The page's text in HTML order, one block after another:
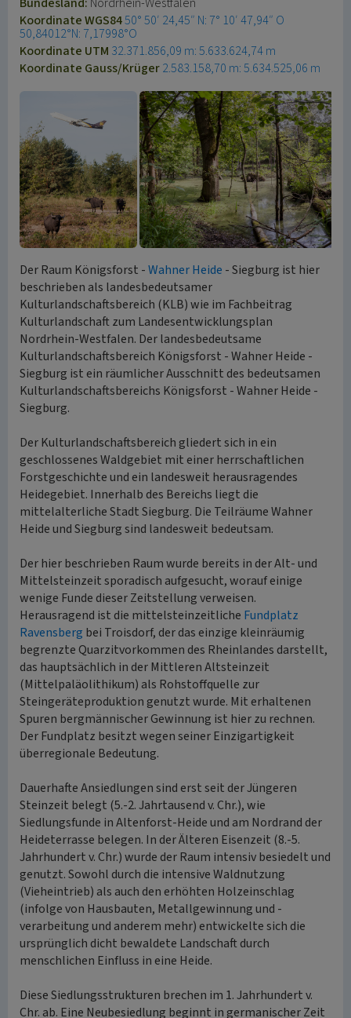
Koordinate WGS8450° 50′ 24,45″ N: 7° 10′ 47,94″ O
50,84012°N: 7,17998°O
Koordinate UTM 32.371.856,09 m: 5.633.624,74 m
Koordinate Gauss/Krüger2.583.158,70 m: 5.634.525,06 m
Der Raum Königsforst -Wahner Heide - Siegburg ist hier
beschrieben als landesbedeutsamer
Kulturlandschaftsbereich (KLB) wie im Fachbeitrag
Kulturlandschaft zum Landesentwicklungsplan
Nordrhein-Westfalen. Der landesbedeutsame
Kulturlandschaftsbereich Königsforst - Wahner Heide -
Siegburg ist ein räumlicher Ausschnitt des bedeutsamen
Kulturlandschaftsbereichs Königsforst - Wahner Heide -
Siegburg.
Der Kulturlandschaftsbereich gliedert sich in ein
geschlossenes Waldgebiet mit einer herrschaftlichen
Forstgeschichte und ein landesweit herausragendes
Heidegebiet. Innerhalb des Bereichs liegt die
mittelalterliche Stadt Siegburg. Die Teilräume Wahner
Heide und Siegburg sind landesweit bedeutsam.
Der hier beschrieben Raum wurde bereits in der Alt- und
Mittelsteinzeit sporadisch aufgesucht, worauf einige
wenige Funde dieser Zeitstellung verweisen.
Herausragend ist die mittelsteinzeitliche Fundplatz
Ravensberg bei Troisdorf, der das einzige kleinräumig
begrenzte Quarzitvorkommen des Rheinlandes darstellt,
das hauptsächlich in der Mittleren Altsteinzeit
(Mittelpaläolithikum) als Rohstoffquelle zur
Steingeräteproduktion genutzt wurde. Mit erhaltenen
Spuren bergmännischer Gewinnung ist hier zu rechnen.
Der Fundplatz besitzt wegen seiner Einzigartigkeit
überregionale Bedeutung.
Dauerhafte Ansiedlungen sind erst seit der Jüngeren
Steinzeit belegt (5.-2. Jahrtausend v. Chr.), wie
Siedlungsfunde in Altenforst-Heide und am Nordrand der
Heideterrasse belegen. In der Älteren Eisenzeit (8.-5.
Jahrhundert v. Chr.) wurde der Raum intensiv besiedelt und
genutzt. Sowohl durch die intensive Waldnutzung
(Vieheintrieb) als auch den erhöhten Holzeinschlag
(infolge von Hausbauten, Metallgewinnung und -
verarbeitung und anderem mehr) entwickelte sich die
ursprünglich dicht bewaldete Landschaft durch
menschlichen Einfluss in eine Heide.
Diese Siedlungsstrukturen brechen im 1. Jahrhundert v.
Chr. ab. Eine Neubesiedlung beginnt in germanischer Zeit